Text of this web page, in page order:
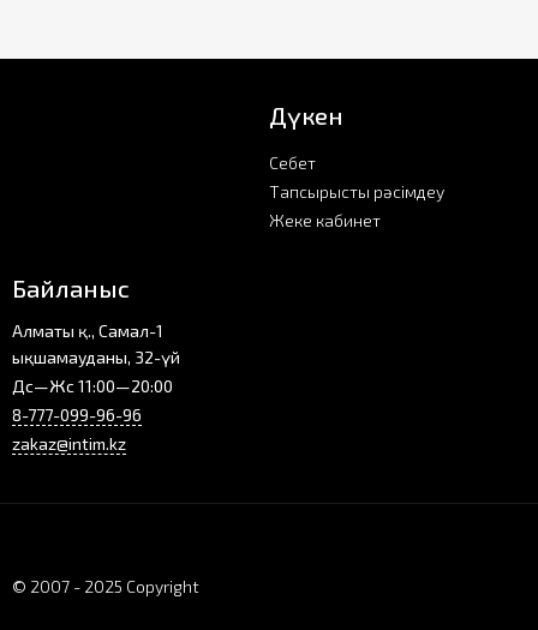
Дүкен
Себет
Тапсырысты рәсімдеу
Жеке кабинет
Байланыс
Алматы қ., Самал-1
ықшамауданы, 32-үй
Дс—Жс 11:00—20:00
8-777-099-96-96
zakaz@intim.kz
© 2007 - 2025 Copyright